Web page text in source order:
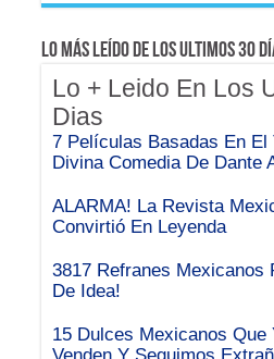
Lo Más Leído de Los Ultimos 30
Lo + Leido En Los
Dias
7 Películas Basadas En El
Divina Comedia De Dante
ALARMA! La Revista
Convirtió En Leyenda
3817 Refranes Mexicanos
De Idea!
15 Dulces Mexicanos Que
Venden Y Seguimos